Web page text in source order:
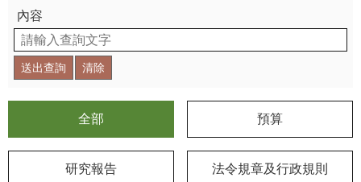
消
息
參
觀
展
學
內容
全部 預算
研究報告 法令規章及行政規則